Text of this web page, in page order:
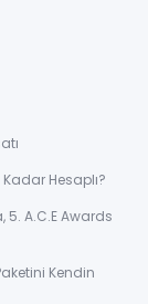
Hesaplı?
5. A.C.E Awards
Kendin